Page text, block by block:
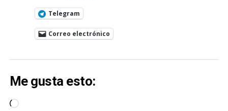
Telegram
Correo electrónico
Me gusta esto:
Cargando...